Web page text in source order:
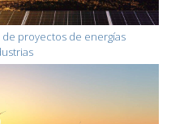
proyectos de energías